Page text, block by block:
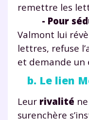
remettre les
- Pour
Valmont lui
lettres, refuse
et demande un
b. Le lien
Leur rivalité
surenchère